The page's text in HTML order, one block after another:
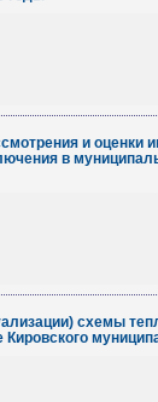
и оценки
в
схемы